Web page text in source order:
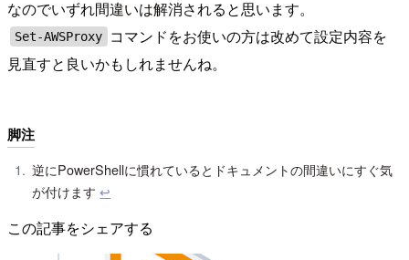
なのでいずれ間違いは解消されると思います。
Set-AWSProxy
コマンドをお使いの方は改めて設定内容を
見直すと良いかもしれませんね。
脚注
逆にPowerShellに慣れているとドキュメントの間違いにすぐ気
が付けます↩︎
この記事をシェアする